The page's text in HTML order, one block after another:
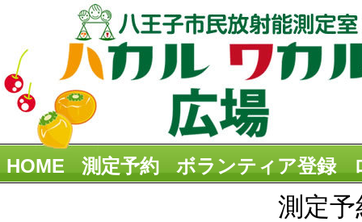
HOME 測定予約 ボランティア登録
測定